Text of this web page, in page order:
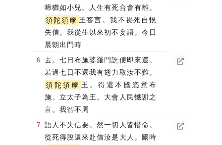
啼猶如小兒。人生有死合會有離。
須陀須摩 王答言。我不畏死自恨
失信。我從生以來初不妄語。今日
晨朝出門時
去。七日布施婆羅門訖便即來還。
若過七日不還我有翅力取汝不難。
須陀須摩 王。得還本國恣意布
施。立太子為王。大會人民懺謝之
言。我智不周
語人不失信要。然一切人皆惜命。
從死得脫還來赴信汝是大人。爾時